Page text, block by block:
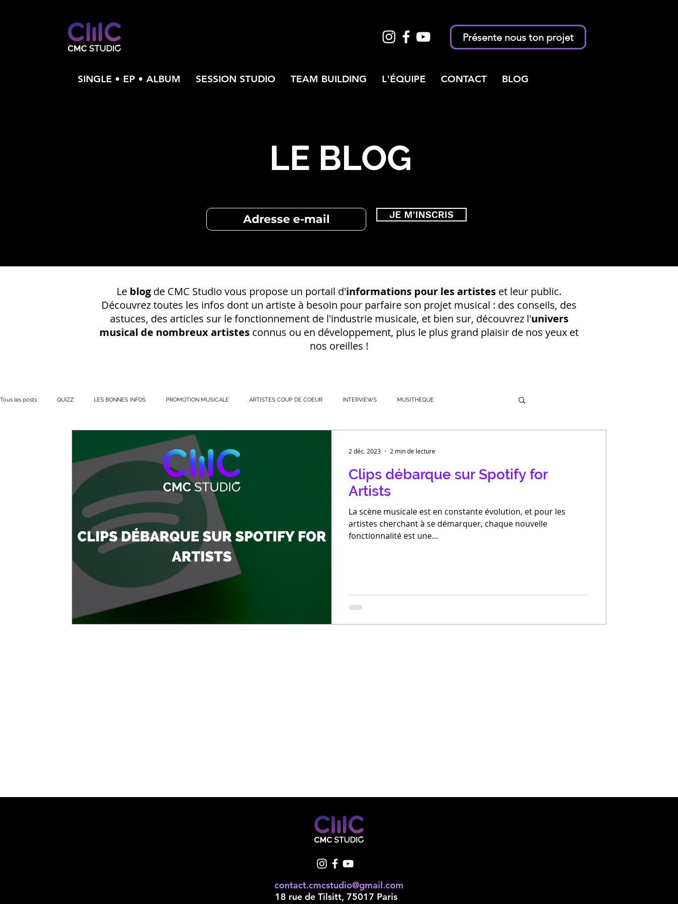
Présente nous ton projet
SINGLE • EP • ALBUM SESSION STUDIO TEAM BUILDING L'ÉQUIPE CONTACT BLOG
LE BLOG
JE M'INSCRIS
Le blog de CMC Studio vous propose un portail d'informations pour les artistes et leur public.
Découvrez toutes les infos dont un artiste à besoin pour parfaire son projet musical : des conseils, des
astuces, des articles sur le fonctionnement de l'industrie musicale, et bien sur, découvrez l'univers
musical de nombreux artistes connus ou en développement, plus le plus grand plaisir de nos yeux et
nos oreilles !
Tous les posts QUIZZ LES BONNES INFOS PROMOTION MUSICALE ARTISTES COUP DE COEUR INTERVIEWS MUSITHÈQUE
CONSEILS SUR UN ENREGISTREMENT EN S
Clips débarque sur Spotify for
Artists
La scène musicale est en constante évolution, et pour les
artistes cherchant à se démarquer, chaque nouvelle
fonctionnalité est une...
2 déc. 2023 2 min de lecture
contact.cmcstudio@gmail.com
18 rue de Tilsitt, 75017 Paris